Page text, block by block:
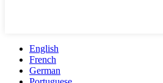
English
French
German